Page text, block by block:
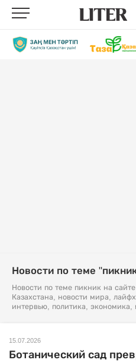
Новости по теме
Новости по теме пикник на
Казахстана, новости мира,
интервью, политика, экономика,
15.07.2026
Ботанический сад